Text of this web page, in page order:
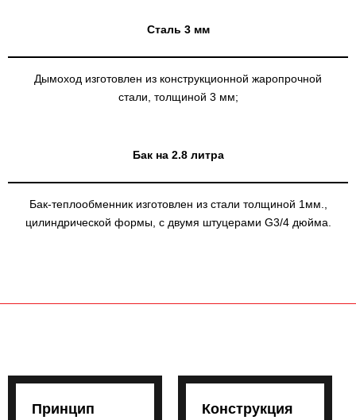
Сталь 3 мм
Дымоход изготовлен из конструкционной жаропрочной
стали, толщиной 3 мм;
Бак на 2.8 литра
Бак-теплообменник изготовлен из стали толщиной 1мм.,
цилиндрической формы, с двумя штуцерами G3/4 дюйма.
Принцип
Конструкция